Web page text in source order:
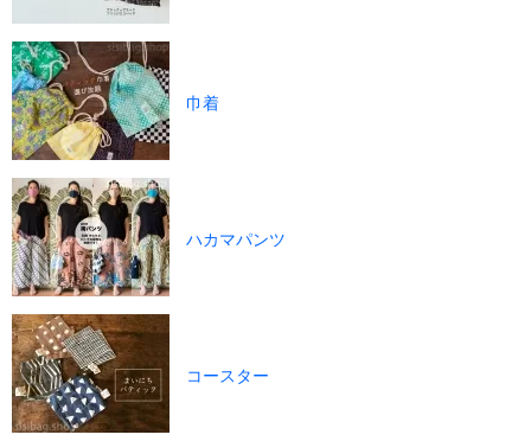
巾着
ハカマパンツ
コースター